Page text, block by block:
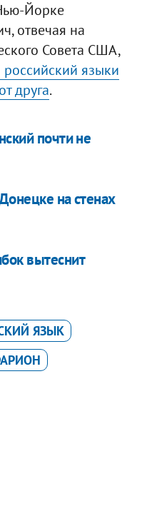
Йорке
отвечая на
Совета США,
языки
друга.
почти не
на стенах
вытеснит
ЯЗЫК